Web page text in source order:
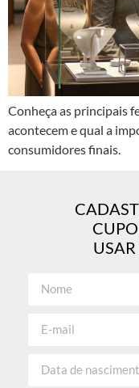
Conheça as principais
acontecem e qual a
consumidores finais.